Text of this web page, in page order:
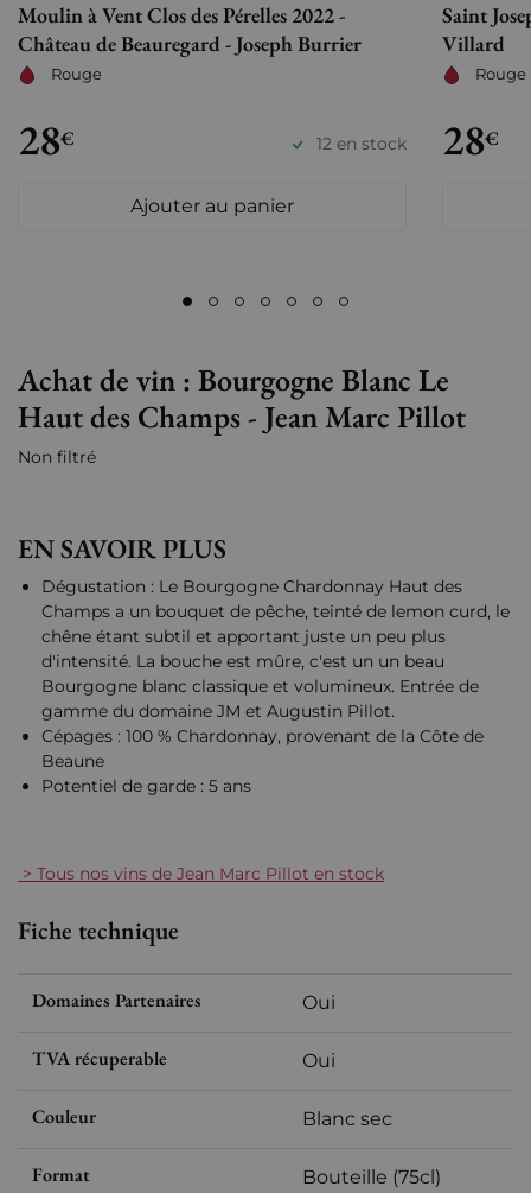
Moulin à Vent Clos des Pérelles 2022 -
Château de Beauregard - Joseph Burrier
Rouge
28€ 12 en stock
Ajouter au panier
Saint
Villard
Rouge
28€
Achat de vin : Bourgogne Blanc Le
Haut des Champs - Jean Marc Pillot
Non filtré
EN SAVOIR PLUS
Dégustation : Le Bourgogne Chardonnay Haut des
Champs a un bouquet de pêche, teinté de lemon curd, le
chêne étant subtil et apportant juste un peu plus
d'intensité. La bouche est mûre, c'est un un beau
Bourgogne blanc classique et volumineux. Entrée de
gamme du domaine JM et Augustin Pillot.
Cépages : 100 % Chardonnay, provenant de la Côte de
Beaune
Potentiel de garde : 5 ans
> Tous nos vins de Jean Marc Pillot en stock
Fiche technique
Domaines Partenaires Oui
TVA récuperable Oui
Couleur Blanc sec
Format Bouteille (75cl)